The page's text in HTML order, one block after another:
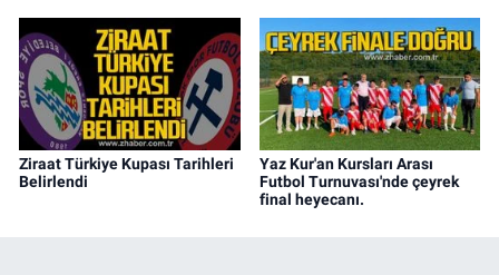
Ziraat Türkiye Kupası Tarihleri
Belirlendi
Yaz Kur'an Kursları Arası
Futbol Turnuvası'nde çeyrek
final heyecanı.